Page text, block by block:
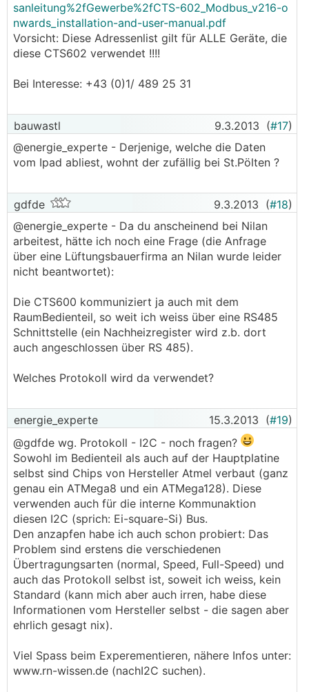
sanleitung%2fGewerbe%2fCTS-602_Modbus_v216-o
nwards_installation-and-user-manual.pdf
Vorsicht: Diese Adressenlist gilt für ALLE Geräte, die
diese CTS602 verwendet !!!!
Bei Interesse: +43 (0)1/ 489 25 31
bauwastl 9.3.2013 (#17)
@energie_experte - Derjenige, welche die Daten
vom Ipad abliest, wohnt der zufällig bei St.Pölten ?
gdfde 9.3.2013 (#18)
@energie_experte - Da du anscheinend bei Nilan
arbeitest, hätte ich noch eine Frage (die Anfrage
über eine Lüftungsbauerfirma an Nilan wurde leider
nicht beantwortet):
Die CTS600 kommuniziert ja auch mit dem
RaumBedienteil, so weit ich weiss über eine RS485
Schnittstelle (ein Nachheizregister wird z.b. dort
auch angeschlossen über RS 485).
Welches Protokoll wird da verwendet?
energie_experte 15.3.2013 (#19)
@gdfde wg. Protokoll - I2C - noch fragen?
Sowohl im Bedienteil als auch auf der Hauptplatine
selbst sind Chips von Hersteller Atmel verbaut (ganz
genau ein ATMega8 und ein ATMega128). Diese
verwenden auch für die interne Kommunaktion
diesen I2C (sprich: Ei-square-Si) Bus.
Den anzapfen habe ich auch schon probiert: Das
Problem sind erstens die verschiedenen
Übertragungsarten (normal, Speed, Full-Speed) und
auch das Protokoll selbst ist, soweit ich weiss, kein
Standard (kann mich aber auch irren, habe diese
Informationen vom Hersteller selbst - die sagen aber
ehrlich gesagt nix).
Viel Spass beim Experementieren, nähere Infos unter:
www.rn-wissen.de (nachI2C suchen).